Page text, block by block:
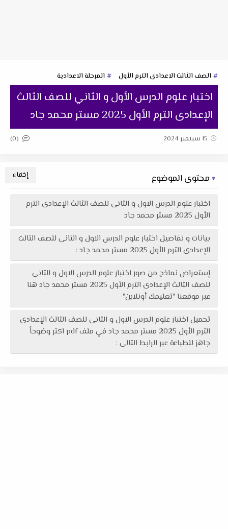
الصف الثالث الاعدادى الترم الأول المرحلة الاعدادية
اختبار علوم الدرس الأول و الثاني للصف الثالث
الإعدادى الترم الأول 2025 مستر محمد جاد
15 سبتمبر 2024 (0)
محتوى الموضوع
اختبار علوم الدرس الاول و الثانى للصف الثالث الإعدادى الترم
الأول 2025 مستر محمد جاد
بيانات و تفاصيل اختبار علوم الدرس الاول و الثانى للصف الثالث
الإعدادى الترم الأول 2025 مستر محمد جاد :
إستعراض نماذج من صور اختبار علوم الدرس الاول و الثانى
للصف الثالث الإعدادى الترم الأول 2025 مستر محمد جاد هنا
عبر موقعنا "تعليمك أونلاين"
تحميل اختبار علوم الدرس الاول و الثانى للصف الثالث الإعدادى
الترم الأول 2025 مستر محمد جاد في ملف pdf اكثر وضوحاً
جاهز للطباعة عبر الرابط التالى :